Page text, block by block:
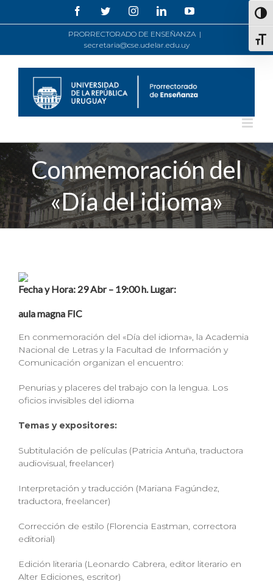
FacebookTwitterInstagramLinkedInYouTube
PRORRECTORADO DE ENSEÑANZA |
secretaria@cse.udelar.edu.uy
Conmemoración del
«Día del idioma»
Fecha y Hora: 29 Abr – 19:00h. Lugar:
aula magna FIC
En conmemoración del «Día del idioma», la Academia
Nacional de Letras y la Facultad de Información y
Comunicación organizan el encuentro:
Penurias y placeres del trabajo con la lengua. Los
oficios invisibles del idioma
Temas y expositores:
Subtitulación de películas (Patricia Antuña, traductora
audiovisual, freelancer)
Interpretación y traducción (Mariana Fagúndez,
traductora, freelancer)
Corrección de estilo (Florencia Eastman, correctora
editorial)
Edición literaria (Leonardo Cabrera, editor literario en
Alter Ediciones, escritor)